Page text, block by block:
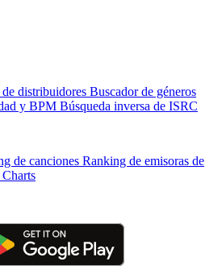
distribuidores Buscador de géneros
y BPM Búsqueda inversa de ISRC
de canciones Ranking de emisoras de
Charts